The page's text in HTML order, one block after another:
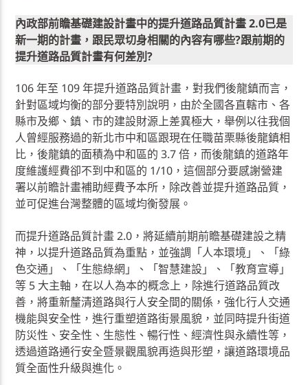
內政部前瞻基礎建設計畫中的提升道路品質計畫 2.0已是
新一期的計畫，跟民眾切身相關的內容有哪些?跟前期的
提升道路品質計畫有何差別?
106 年至 109 年提升道路品質計畫，對我們後龍鎮而言，
針對區域均衡的部分要特別說明，由於全國各直轄市、各
縣市及鄉、鎮、市的建設財源上差異極大，舉例以往我個
人曾經服務過的新北市中和區跟現在任職苗栗縣後龍鎮相
比，後龍鎮的面積為中和區的 3.7 倍，而後龍鎮的道路年
度維護經費卻不到中和區的 1/10，這個部分要感謝營建
署以前瞻計畫補助經費予本所，除改善並提升道路品質，
並可促進台灣整體的區域均衡發展。
而提升道路品質計畫 2.0，將延續前期前瞻基礎建設之精
神，以提升道路品質為重點，並強調「人本環境」、「綠
色交通」、「生態綠網」、「智慧建設」、「教育宣導」
等 5 大主軸，在以人為本的概念上，除進行道路品質改
善，將重新釐清道路與行人安全間的關係，強化行人交通
機能與安全性，進行重塑道路街景風貌，並同時提升街道
防災性、安全性、生態性、暢行性、經濟性與永續性等，
透過道路通行安全暨景觀風貌再造與形塑，讓道路環境品
質全面性升級與進化。